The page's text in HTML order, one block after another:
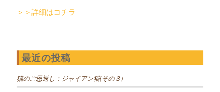
＞＞詳細はコチラ
最近の投稿
猫のご恩返し：ジャイアン猫(その３)